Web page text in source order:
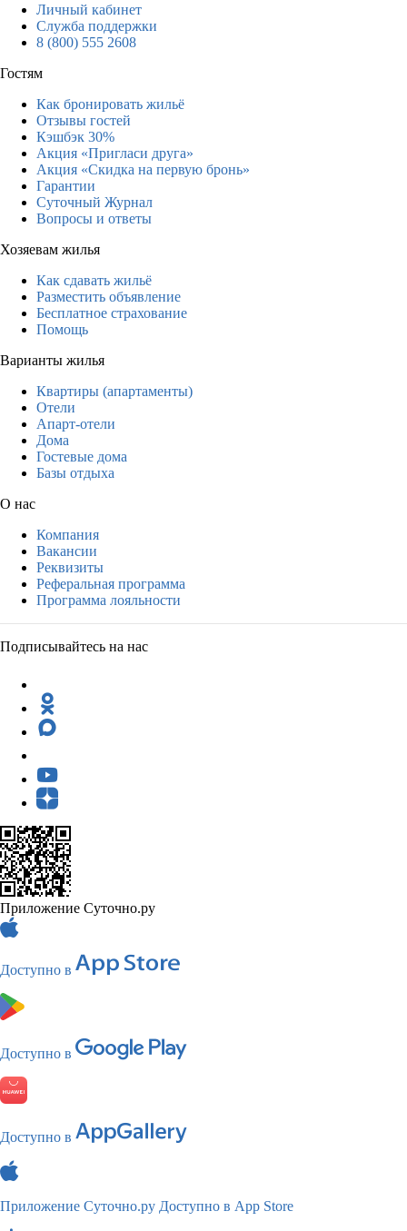
Личный кабинет
Служба поддержки
8 (800) 555 2608
Гостям
Как бронировать жильё
Отзывы гостей
Кэшбэк 30%
Акция «Пригласи друга»
Акция «Скидка на первую бронь»
Гарантии
Суточный Журнал
Вопросы и ответы
Хозяевам жилья
Как сдавать жильё
Разместить объявление
Бесплатное страхование
Помощь
Варианты жилья
Квартиры (апартаменты)
Отели
Апарт-отели
Дома
Гостевые дома
Базы отдыха
О нас
Компания
Вакансии
Реквизиты
Реферальная программа
Программа лояльности
Подписывайтесь на нас
Приложение Суточно.ру
Доступно в
Доступно в
Доступно в
Приложение Суточно.ру Доступно в App Store